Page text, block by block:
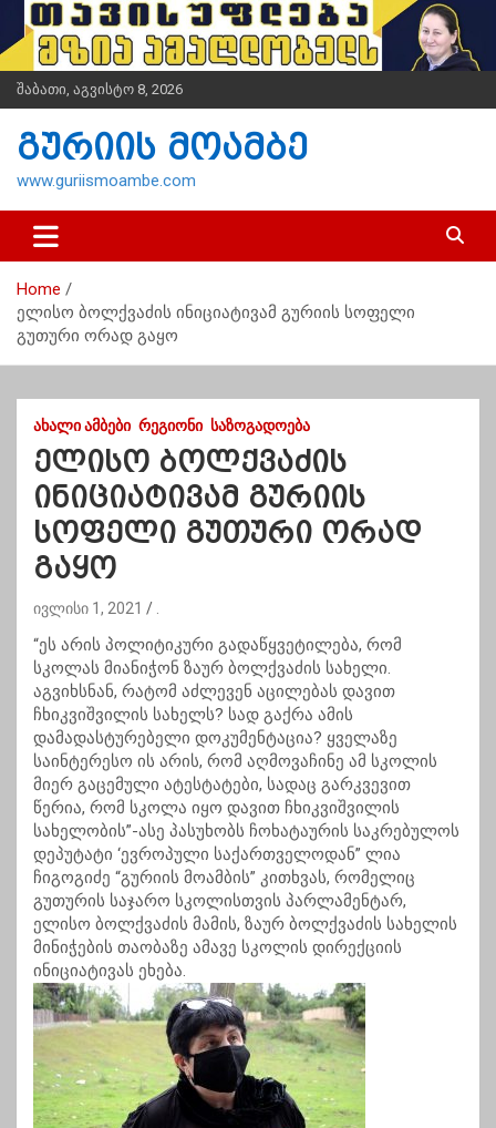
i
t
n
შაბათი, აგვისტო 8, 2026
გურიის მოამბე
www.guriismoambe.com
Home
ელისო ბოლქვაძის ინიციატივამ გურიის სოფელი
გუთური ორად გაყო
ᲐᲮᲐᲚᲘ ᲐᲛᲑᲔᲑᲘ ᲠᲔᲒᲘᲝᲜᲘ ᲡᲐᲖᲝᲒᲐᲓᲝᲔᲑᲐ
ელისო ბოლქვაძის
ინიციატივამ გურიის
სოფელი გუთური ორად
გაყო
ივლისი 1, 2021
“ეს არის პოლიტიკური გადაწყვეტილება, რომ
სკოლას მიანიჭონ ზაურ ბოლქვაძის სახელი.
აგვიხსნან, რატომ აძლევენ აცილებას დავით
ჩხიკვიშვილის სახელს? სად გაქრა ამის
დამადასტურებელი დოკუმენტაცია? ყველაზე
საინტერესო ის არის, რომ აღმოვაჩინე ამ სკოლის
მიერ გაცემული ატესტატები, სადაც გარკვევით
წერია, რომ სკოლა იყო დავით ჩხიკვიშვილის
სახელობის”-ასე პასუხობს ჩოხატაურის საკრებულოს
დეპუტატი ‘ევროპული საქართველოდან” ლია
ჩიგოგიძე “გურიის მოამბის” კითხვას, რომელიც
გუთურის საჯარო სკოლისთვის პარლამენტარ,
ელისო ბოლქვაძის მამის, ზაურ ბოლქვაძის სახელის
მინიჭების თაობაზე ამავე სკოლის დირექციის
ინიციატივას ეხება.